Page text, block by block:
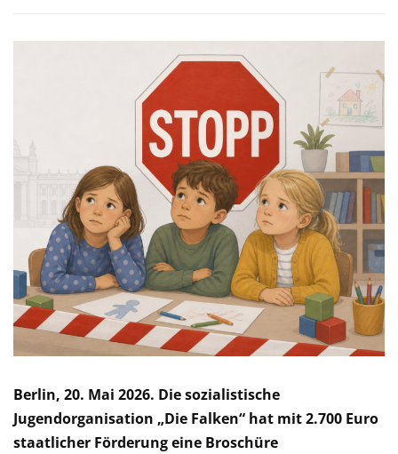
Berlin, 20. Mai 2026. Die sozialistische
Jugendorganisation „Die Falken“ hat mit 2.700 Euro
staatlicher Förderung eine Broschüre